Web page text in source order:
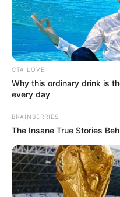
CTA LOVE
Why this ordinary drink is
every day
BRAINBERRIES
The Insane True Stories